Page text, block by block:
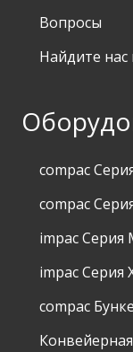
Вопросы
Найдите нас
compac
compac
impac Серия
impac Серия
compac